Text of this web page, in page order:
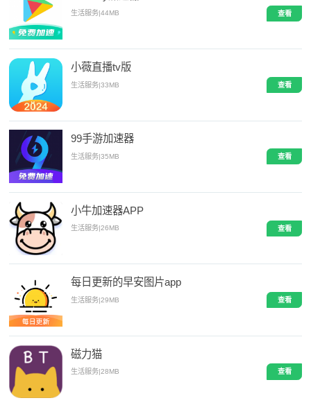
生活服务|44MB 查看
小薇直播tv版
生活服务|33MB 查看
99手游加速器
生活服务|35MB 查看
小牛加速器APP
生活服务 |26MB 查看
每日更新的早安图片app
生活服务|29MB 查看
磁力猫
生活服务|28MB 查看